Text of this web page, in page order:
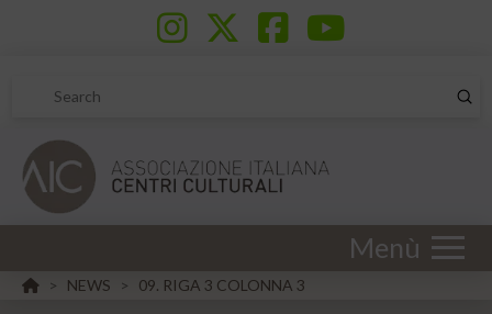
Search
Menù
HOME
> NEWS > 09. RIGA 3 COLONNA 3